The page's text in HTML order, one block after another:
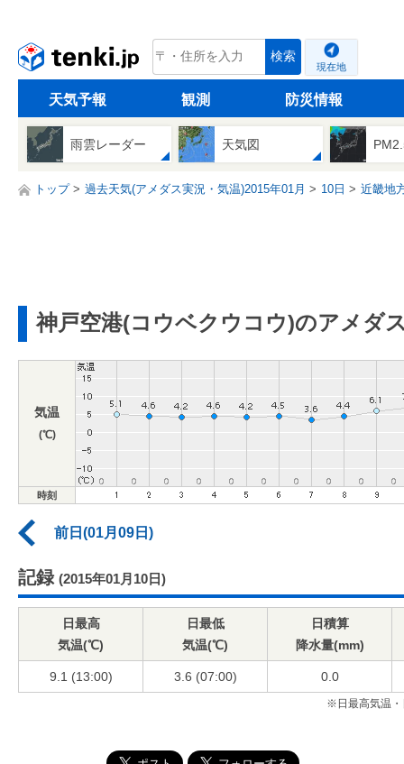
tenki.jp 検索
現在地
天気予報 観測 防災情報
雨雲レーダー 天気図
トップ 過去天気(アメダス実況・気温)2015年01月 10日 近畿地
神戸空港(コウベクウコウ)のアメダ
気温
(℃)
時刻
前日(01月09日)
記録 (2015年01月10日)
日最高
気温(℃)
日最低
気温(℃)
日積算
降水量(mm)
9.1 (13:00) 3.6 (07:00) 0.0
※日最高気温・